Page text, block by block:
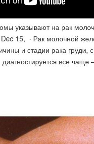
указывают на рак
15, · Рак молочной
и стадии рака
все чаще